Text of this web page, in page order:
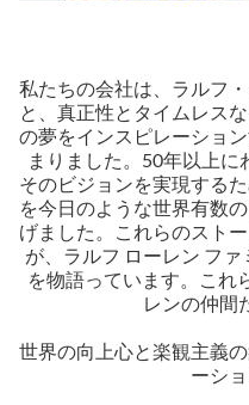
私たちの会社は、ラルフ
と、真正性とタイムレス
の夢をインスピレーショ
まりました。50年以上
そのビジョンを実現する
を今日のような世界有数
げました。これらのスト
が、ラルフ ローレン フ
を物語っています。これ
レンの仲間
世界の向上心と楽観主義
ーショ